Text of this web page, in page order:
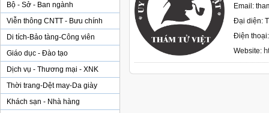
Bộ - Sở - Ban ngành
Viễn thông CNTT - Bưu chính
Di tích-Bảo tàng-Công viên
Giáo dục - Đào tạo
Dịch vụ - Thương mại - XNK
Thời trang-Dệt may-Da giày
Khách sạn - Nhà hàng
Email:
Đại diện:
Điện
Website: